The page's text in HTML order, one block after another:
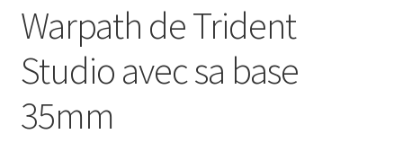
Warpath de Trident
Studio avec sa base
35mm